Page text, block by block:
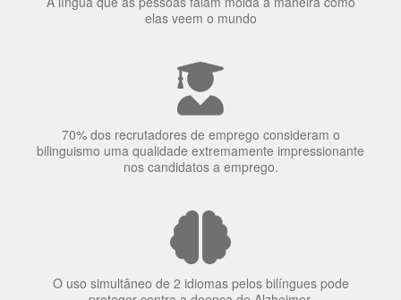
A língua que as pessoas falam molda a maneira como
70% dos recrutadores de emprego consideram o
bilinguismo uma qualidade extremamente impressionante